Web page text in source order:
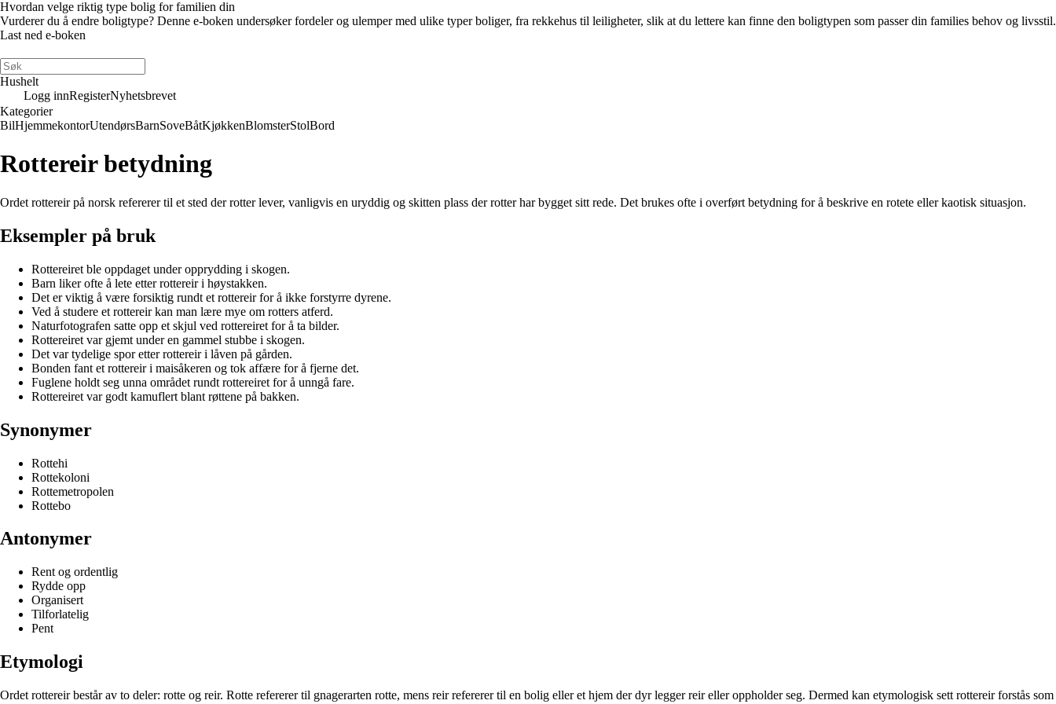
Hvordan velge riktig type bolig for familien din
Vurderer du å endre boligtype? Denne e-boken undersøker fordeler og ulemper med ulike typer boliger, fra rekkehus til leiligheter, slik at du lettere kan finne den boligtypen som passer din families behov og livsstil.
Last ned e-boken
Hushelt
Logg innRegisterNyhetsbrevet
Kategorier
BilHjemmekontorUtendørsBarnSoveBåtKjøkkenBlomsterStolBord
Rottereir betydning
Ordet rottereir på norsk refererer til et sted der rotter lever, vanligvis en uryddig og skitten plass der rotter har bygget sitt rede. Det brukes ofte i overført betydning for å beskrive en rotete eller kaotisk situasjon.
Eksempler på bruk
Rottereiret ble oppdaget under opprydding i skogen.
Barn liker ofte å lete etter rottereir i høystakken.
Det er viktig å være forsiktig rundt et rottereir for å ikke forstyrre dyrene.
Ved å studere et rottereir kan man lære mye om rotters atferd.
Naturfotografen satte opp et skjul ved rottereiret for å ta bilder.
Rottereiret var gjemt under en gammel stubbe i skogen.
Det var tydelige spor etter rottereir i låven på gården.
Bonden fant et rottereir i maisåkeren og tok affære for å fjerne det.
Fuglene holdt seg unna området rundt rottereiret for å unngå fare.
Rottereiret var godt kamuflert blant røttene på bakken.
Synonymer
Rottehi
Rottekoloni
Rottemetropolen
Rottebo
Antonymer
Rent og ordentlig
Rydde opp
Organisert
Tilforlatelig
Pent
Etymologi
Ordet rottereir består av to deler: rotte og reir. Rotte refererer til gnagerarten rotte, mens reir refererer til en bolig eller et hjem der dyr legger reir eller oppholder seg. Dermed kan etymologisk sett rottereir forstås som